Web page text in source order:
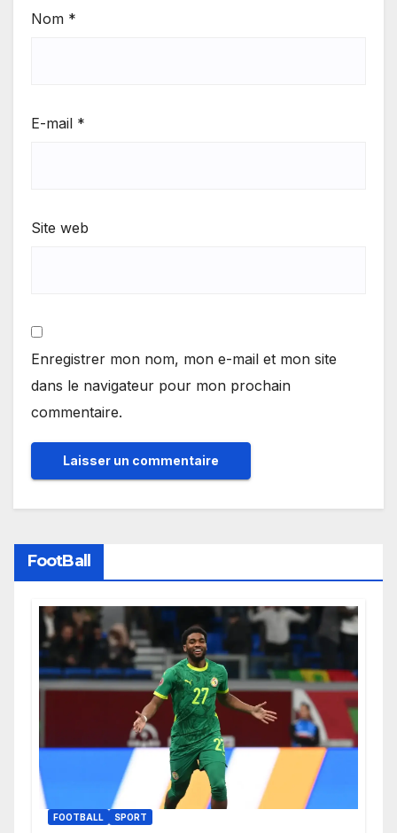
Nom *
E-mail *
Site web
Enregistrer mon nom, mon e-mail et mon site
dans le navigateur pour mon prochain
commentaire.
FootBall
FOOTBALL SPORT